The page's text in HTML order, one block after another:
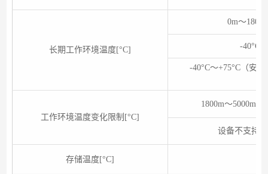
长期工作环境温度[°C]
0m～
-40°C
-40°C～+75°C（安
工作环境温度变化限制[°C]
1800m～5000m
设备不支持
存储温度[°C]